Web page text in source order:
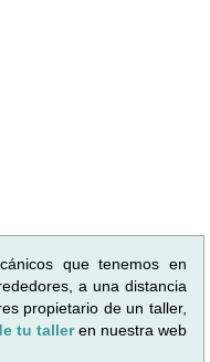
que tenemos en
a una distancia
propietario de un taller,
tu talleren nuestra web